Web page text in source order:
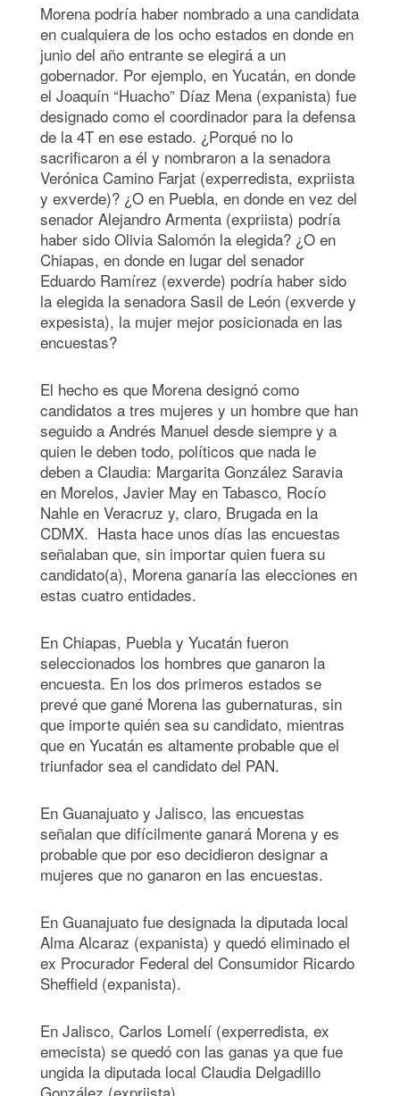
Morena podría haber nombrado a una candidata
en cualquiera de los ocho estados en donde en
junio del año entrante se elegirá a un
gobernador. Por ejemplo, en Yucatán, en donde
el Joaquín “Huacho” Díaz Mena (expanista) fue
designado como el coordinador para la defensa
de la 4T en ese estado. ¿Porqué no lo
sacrificaron a él y nombraron a la senadora
Verónica Camino Farjat (experredista, expriista
y exverde)? ¿O en Puebla, en donde en vez del
senador Alejandro Armenta (expriista) podría
haber sido Olivia Salomón la elegida? ¿O en
Chiapas, en donde en lugar del senador
Eduardo Ramírez (exverde) podría haber sido
la elegida la senadora Sasil de León (exverde y
expesista), la mujer mejor posicionada en las
encuestas?
El hecho es que Morena designó como
candidatos a tres mujeres y un hombre que han
seguido a Andrés Manuel desde siempre y a
quien le deben todo, políticos que nada le
deben a Claudia: Margarita González Saravia
en Morelos, Javier May en Tabasco, Rocío
Nahle en Veracruz y, claro, Brugada en la
CDMX. Hasta hace unos días las encuestas
señalaban que, sin importar quien fuera su
candidato(a), Morena ganaría las elecciones en
estas cuatro entidades.
En Chiapas, Puebla y Yucatán fueron
seleccionados los hombres que ganaron la
encuesta. En los dos primeros estados se
prevé que gané Morena las gubernaturas, sin
que importe quién sea su candidato, mientras
que en Yucatán es altamente probable que el
triunfador sea el candidato del PAN.
En Guanajuato y Jalisco, las encuestas
señalan que difícilmente ganará Morena y es
probable que por eso decidieron designar a
mujeres que no ganaron en las encuestas.
En Guanajuato fue designada la diputada local
Alma Alcaraz (expanista) y quedó eliminado el
ex Procurador Federal del Consumidor Ricardo
Sheffield (expanista).
En Jalisco, Carlos Lomelí (experredista, ex
emecista) se quedó con las ganas ya que fue
ungida la diputada local Claudia Delgadillo